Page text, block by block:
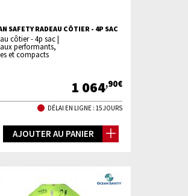
SAFETY RADEAU CÔTIER - 4P SAC
côtier - 4p sac |
performants,
et compacts
1 064,90€
DÉLAI EN LIGNE : 15 JOURS
AJOUTER AU PANIER